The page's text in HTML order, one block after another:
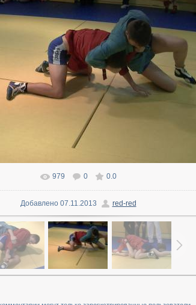
В реальном размере 1600x900
979 0 0.0
Добавлено07.11.2013 red-red